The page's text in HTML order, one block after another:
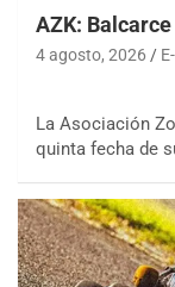
AZK:
4 agosto, 2026
La Asociación
quinta fecha de